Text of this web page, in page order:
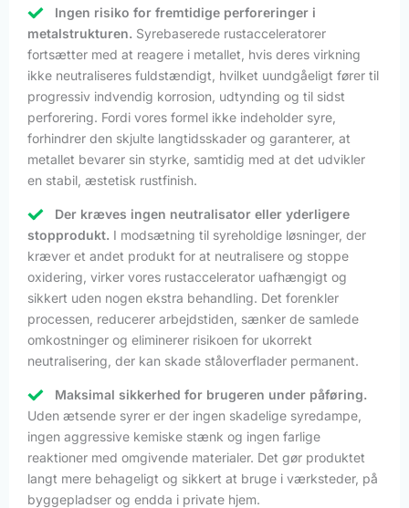
Ingen risiko for fremtidige perforeringer i
metalstrukturen. Syrebaserede rustacceleratorer
fortsætter med at reagere i metallet, hvis deres virkning
ikke neutraliseres fuldstændigt, hvilket uundgåeligt fører til
progressiv indvendig korrosion, udtynding og til sidst
perforering. Fordi vores formel ikke indeholder syre,
forhindrer den skjulte langtidsskader og garanterer, at
metallet bevarer sin styrke, samtidig med at det udvikler
en stabil, æstetisk rustfinish.
Der kræves ingen neutralisator eller yderligere
stopprodukt. I modsætning til syreholdige løsninger, der
kræver et andet produkt for at neutralisere og stoppe
oxidering, virker vores rustaccelerator uafhængigt og
sikkert uden nogen ekstra behandling. Det forenkler
processen, reducerer arbejdstiden, sænker de samlede
omkostninger og eliminerer risikoen for ukorrekt
neutralisering, der kan skade ståloverflader permanent.
Maksimal sikkerhed for brugeren under påføring.
Uden ætsende syrer er der ingen skadelige syredampe,
ingen aggressive kemiske stænk og ingen farlige
reaktioner med omgivende materialer. Det gør produktet
langt mere behageligt og sikkert at bruge i værksteder, på
byggepladser og endda i private hjem.